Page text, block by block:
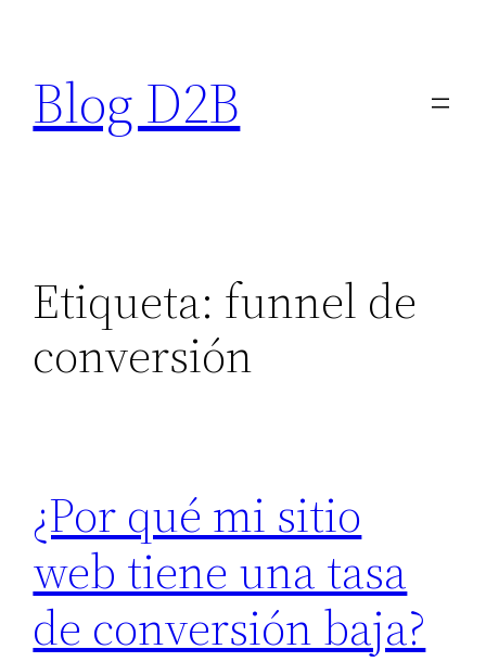
contenido
Blog D2B
Etiqueta: funnel de
conversión
¿Por qué mi sitio
web tiene una tasa
de conversión baja?